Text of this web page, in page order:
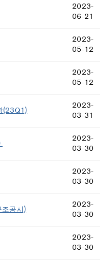
2023-
06-21
2023-
05-12
2023-
05-12
(23Q1)
2023-
03-31
2023-
03-30
2023-
03-30
공시)
2023-
03-30
2023-
03-30